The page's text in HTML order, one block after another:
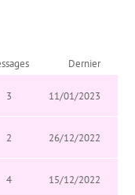
Dernier
3 11/01/2023
2 26/12/2022
4 15/12/2022